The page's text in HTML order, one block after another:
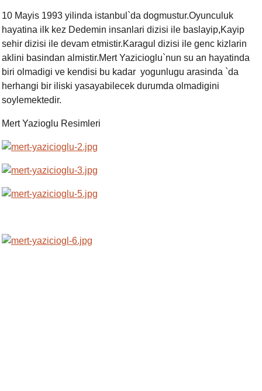
10 Mayis 1993 yilinda istanbul`da dogmustur.Oyunculuk
hayatina ilk kez Dedemin insanlari dizisi ile baslayip,Kayip
sehir dizisi ile devam etmistir.Karagul dizisi ile genc kizlarin
aklini basindan almistir.Mert Yazicioglu`nun su an hayatinda
biri olmadigi ve kendisi bu kadar yogunlugu arasinda `da
herhangi bir iliski yasayabilecek durumda olmadigini
soylemektedir.
Mert Yazioglu Resimleri